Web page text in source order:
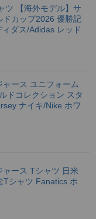
ツ 【海外モデル】サ
ドカップ2026 優勝記
ダス/Adidas レッド
ース ユニフォーム
ドコレクション スタ
ナイキ/Nike ホワ
ース Tシャツ 日米
Tシャツ Fanatics ホ